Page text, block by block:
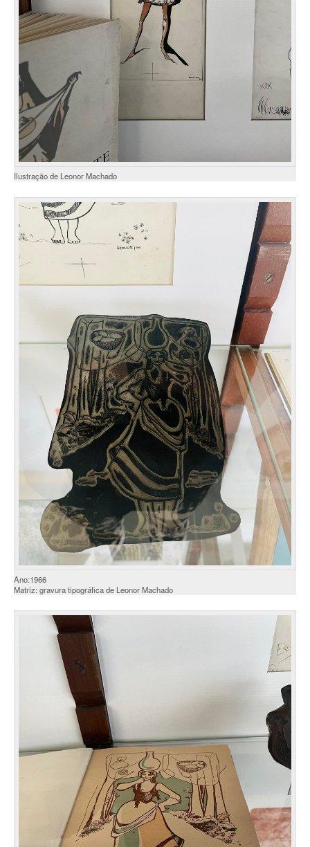
Ilustração de Leonor Machado
Ano:1966
Matriz: gravura tipográfica de Leonor Machado